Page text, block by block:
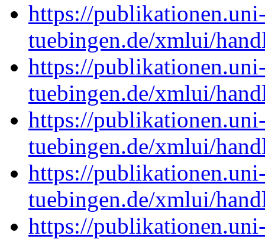
https://
tuebingen.de/xmlui/
https://
tuebingen.de/xmlui/
https://
tuebingen.de/xmlui/
https://
tuebingen.de/xmlui/
https://